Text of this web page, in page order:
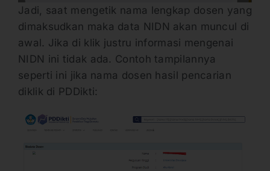
Jadi, saat mengetik nama lengkap dosen yang
dimaksudkan maka data NIDN akan muncul di
awal. Jika di klik justru informasi mengenai
NIDN ini tidak ada. Contoh tampilannya
seperti ini jika nama dosen hasil pencarian
diklik di PDDikti: